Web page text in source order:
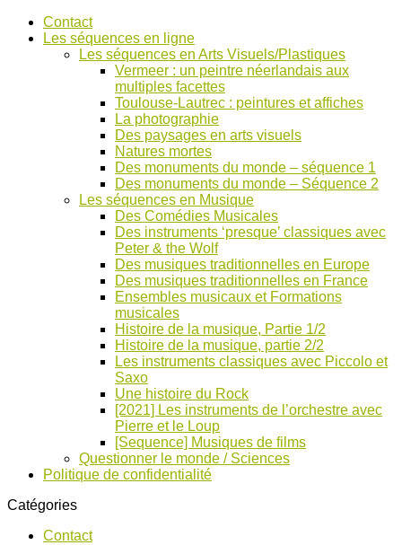
AccéderContact
Les séquences en ligne
Les séquences en Arts Visuels/Plastiques
Vermeer : un peintre néerlandais aux
multiples facettes
Toulouse-Lautrec : peintures et affiches
La photographie
Des paysages en arts visuels
Natures mortes
Des monuments du monde – séquence 1
Des monuments du monde – Séquence 2
Les séquences en Musique
Des Comédies Musicales
Des instruments ‘presque’ classiques avec
Peter & the Wolf
Des musiques traditionnelles en Europe
Des musiques traditionnelles en France
Ensembles musicaux et Formations
musicales
Histoire de la musique, Partie 1/2
Histoire de la musique, partie 2/2
Les instruments classiques avec Piccolo et
Saxo
Une histoire du Rock
[2021] Les instruments de l’orchestre avec
Pierre et le Loup
[Sequence] Musiques de films
Questionner le monde / Sciences
Politique de confidentialité
Catégories
Contact